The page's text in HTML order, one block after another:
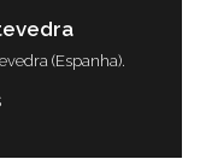
(Espanha).